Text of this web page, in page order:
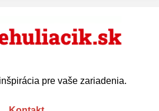
pre vaše zariadenia.